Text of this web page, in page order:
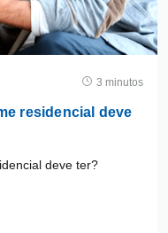
3 minutos
residencial deve
deve ter?